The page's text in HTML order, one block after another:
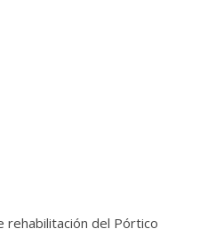
rehabilitación del Pórtico